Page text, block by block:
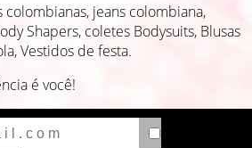
jeans colombiana,
Shapers, coletes Bodysuits, Blusas
Vestidos de festa.
é você!